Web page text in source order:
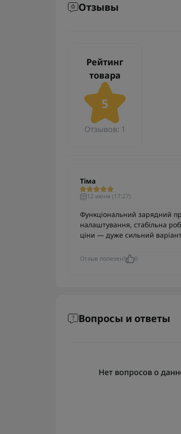
Отзывы
Рейтинг
товара
5
Отзывов: 1
Тіма
12 июня (17:27)
Функціональний зарядний
налаштування, стабільна
ціни — дуже сильний
Отзыв полезен? 0
Вопросы и ответы
Нет вопросов о